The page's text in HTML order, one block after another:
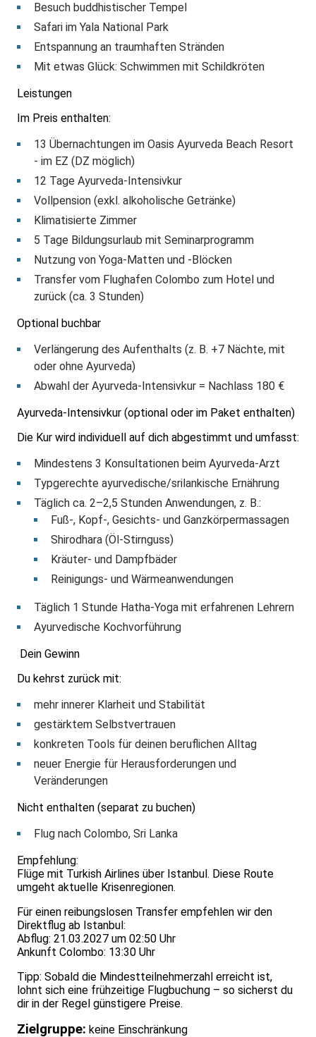
Besuch buddhistischer Tempel
Safari im Yala National Park
Entspannung an traumhaften Stränden
Mit etwas Glück: Schwimmen mit Schildkröten
Leistungen
Im Preis enthalten:
13 Übernachtungen im Oasis Ayurveda Beach Resort
- im EZ (DZ möglich)
12 Tage Ayurveda-Intensivkur
Vollpension (exkl. alkoholische Getränke)
Klimatisierte Zimmer
5 Tage Bildungsurlaub mit Seminarprogramm
Nutzung von Yoga-Matten und -Blöcken
Transfer vom Flughafen Colombo zum Hotel und
zurück (ca. 3 Stunden)
Optional buchbar
Verlängerung des Aufenthalts (z. B. +7 Nächte, mit
oder ohne Ayurveda)
Abwahl der Ayurveda-Intensivkur = Nachlass 180 €
Ayurveda-Intensivkur (optional oder im Paket enthalten)
Die Kur wird individuell auf dich abgestimmt und umfasst:
Mindestens 3 Konsultationen beim Ayurveda-Arzt
Typgerechte ayurvedische/srilankische Ernährung
Täglich ca. 2–2,5 Stunden Anwendungen, z. B.:
Fuß-, Kopf-, Gesichts- und Ganzkörpermassagen
Shirodhara (Öl-Stirnguss)
Kräuter- und Dampfbäder
Reinigungs- und Wärmeanwendungen
Täglich 1 Stunde Hatha-Yoga mit erfahrenen Lehrern
Ayurvedische Kochvorführung
Dein Gewinn
Du kehrst zurück mit:
mehr innerer Klarheit und Stabilität
gestärktem Selbstvertrauen
konkreten Tools für deinen beruflichen Alltag
neuer Energie für Herausforderungen und
Veränderungen
Nicht enthalten (separat zu buchen)
Flug nach Colombo, Sri Lanka
Empfehlung:
Flüge mit Turkish Airlines über Istanbul. Diese Route
umgeht aktuelle Krisenregionen.
Für einen reibungslosen Transfer empfehlen wir den
Direktflug ab Istanbul:
Abflug: 21.03.2027 um 02:50 Uhr
Ankunft Colombo: 13:30 Uhr
Tipp: Sobald die Mindestteilnehmerzahl erreicht ist,
lohnt sich eine frühzeitige Flugbuchung – so sicherst du
dir in der Regel günstigere Preise.
Zielgruppe: keine Einschränkung